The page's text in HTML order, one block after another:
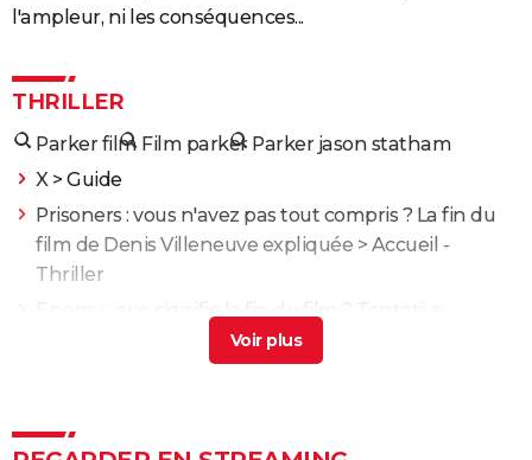
l'ampleur, ni les conséquences...
THRILLER
Parker film Film parker Parker jason statham
X > Guide
Prisoners : vous n'avez pas tout compris ? La fin du
film de Denis Villeneuve expliquée > Accueil -
Thriller
Netflix